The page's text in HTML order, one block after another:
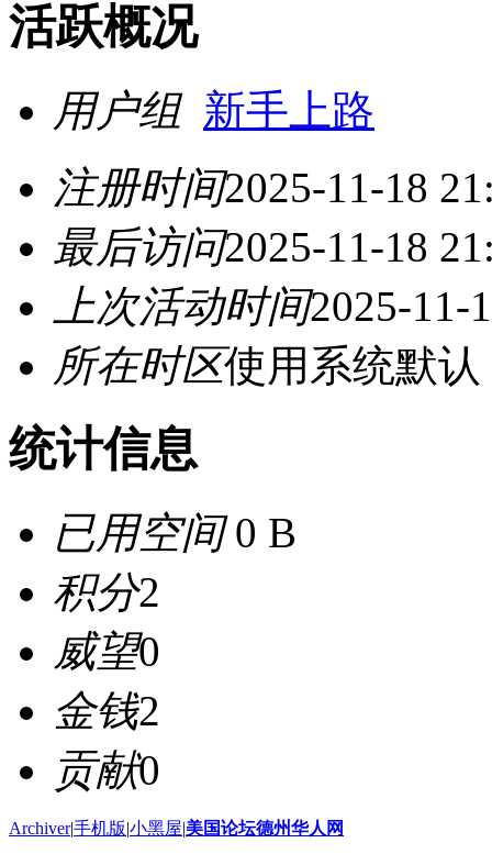
活跃概况
用户组 新手上路
注册时间2025-11-18
最后访问2025-11-18
上次活动时间2025-11-
所在时区使用系统默认
统计信息
已用空间0 B
积分2
威望0
金钱2
贡献0
Archiver|手机版|小黑屋|美国论坛德州华人网